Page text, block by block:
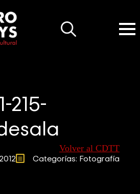
215-
Volver al CDTT
Categorías: Fotografía